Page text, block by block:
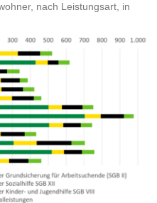
nach Leistungsart, in